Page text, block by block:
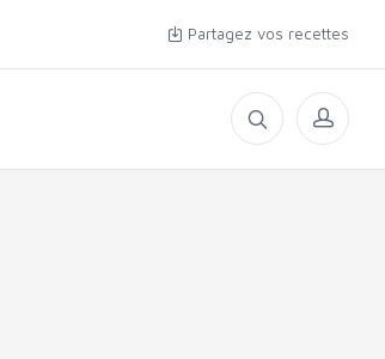
Partagez vos recettes